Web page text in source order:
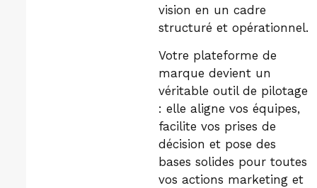
vision en un cadre
structuré et opérationnel.
Votre plateforme de
marque devient un
véritable outil de pilotage
: elle aligne vos équipes,
facilite vos prises de
décision et pose des
bases solides pour toutes
vos actions marketing et